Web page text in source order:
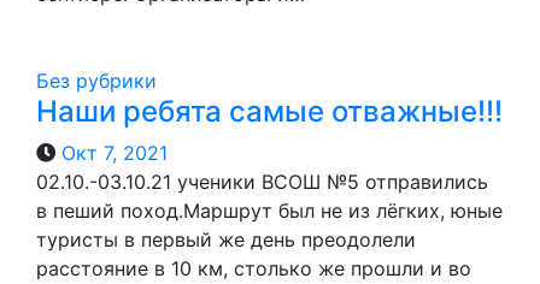
Без рубрики
Наши ребята самые отважные!!!
Окт 7, 2021
02.10.-03.10.21 ученики ВСОШ №5 отправились
в пеший поход.Маршрут был не из лёгких, юные
туристы в первый же день преодолели
расстояние в 10 км, столько же прошли и во